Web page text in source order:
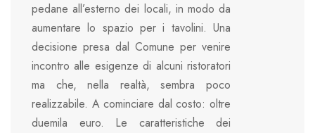
pedane all’esterno dei locali, in modo da
aumentare lo spazio per i tavolini. Una
decisione presa dal Comune per venire
incontro alle esigenze di alcuni ristoratori
ma che, nella realtà, sembra poco
realizzabile. A cominciare dal costo: oltre
duemila euro. Le caratteristiche dei